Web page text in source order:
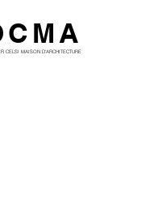
CELSI MAISON D'ARCHITECTURE